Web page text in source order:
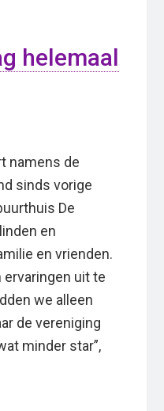
helemaal
namens de
sinds vorige
De
en
en vrienden.
ervaringen uit te
we alleen
de vereniging
minder star”,